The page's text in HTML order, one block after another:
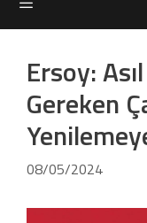
Ersoy:
Gereken
08/05/2024